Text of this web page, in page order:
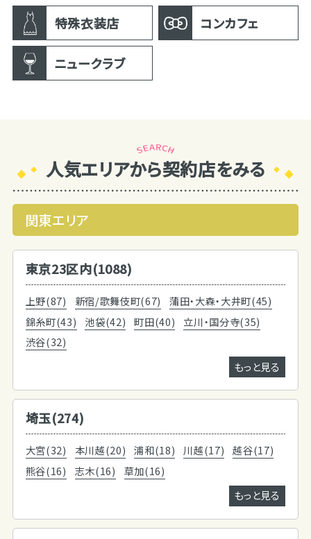
特殊衣装店 コンカフェ
ニュークラブ
人気エリアから契約店をみる
関東エリア
東京23区内(1088)
上野(87) 新宿/歌舞伎町(67)
蒲田・大森・大井町(45)
錦糸町(43)
池袋(42) 町田(40)
立川・国分寺(35)
渋谷(32)
もっと見る
埼玉(274)
大宮(32) 本川越(20) 浦和(18) 川越(17)
越谷(17)
熊谷(16)
志木(16)
草加(16)
もっと見る